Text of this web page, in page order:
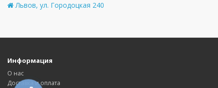
Львов, ул. Городоцкая 240
Информация
О нас
Доставка и оплата